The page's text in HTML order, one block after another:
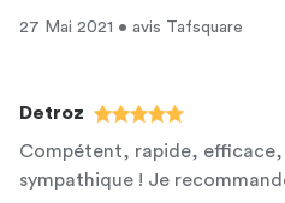
27 Mai 2021 • avis Tafsquare
Detroz
Compétent, rapide,
sympathique ! Je